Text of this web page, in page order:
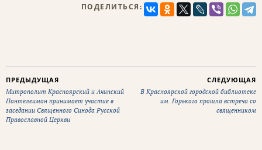
ПОДЕЛИТЬСЯ:
ПРЕДЫДУЩАЯ
Митрополит Красноярский и Ачинский
Пантелеимон принимает участие в
заседании Священного Синода Русской
Православной Церкви
СЛЕДУЮЩАЯ
В Красноярской городской библиотеке
им. Горького прошла встреча со
священником